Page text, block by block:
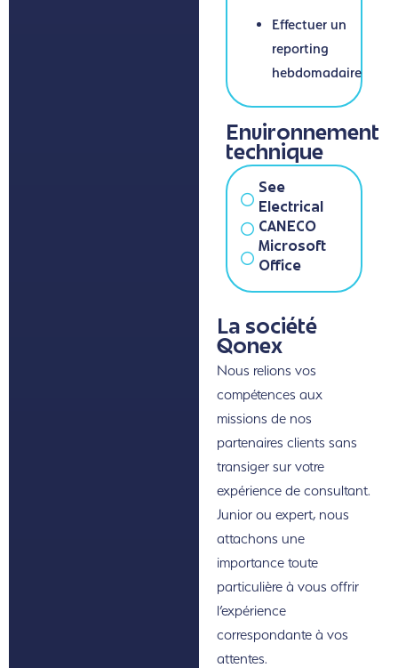
Effectuer un
reporting
hebdomadaire
Environnement
technique
See
Electrical
CANECO
Microsoft
Office
La société
Qonex
Nous relions vos
compétences aux
missions de nos
partenaires clients sans
transiger sur votre
expérience de consultant.
Junior ou expert, nous
attachons une
importance toute
particulière à vous offrir
l’expérience
correspondante à vos
attentes.